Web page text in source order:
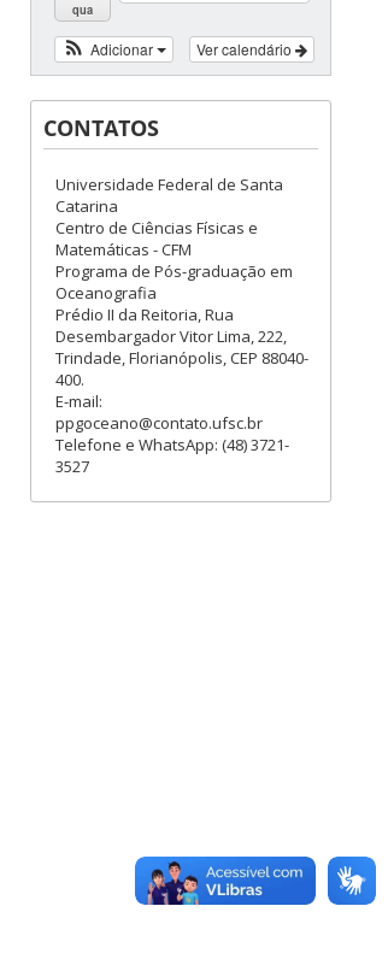
qua
Ver calendário
Adicionar
CONTATOS
Universidade Federal de Santa
Catarina
Centro de Ciências Físicas e
Matemáticas - CFM
Programa de Pós-graduação em
Oceanografia
Prédio II da Reitoria, Rua
Desembargador Vitor Lima, 222,
Trindade, Florianópolis, CEP 88040-
400.
E-mail:
ppgoceano@contato.ufsc.br
Telefone e WhatsApp: (48) 3721-
3527